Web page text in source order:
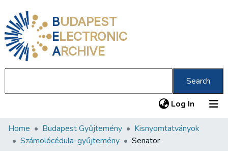
BUDAPEST
ELECTRONIC
ARCHIVE
Search
Log In (current)
Communities & Collections
Home Budapest Gyűjtemény
Kisnyomtatványok
Számolócédula-gyűjtemény
Senator